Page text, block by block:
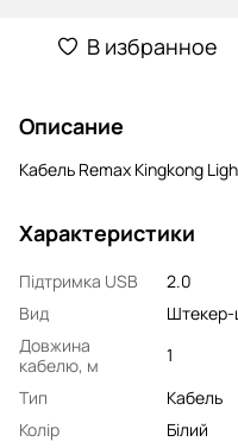
В избранное
Описание
Кабель Remax Kingkong
Характеристики
Підтримка USB
2.0
Вид
Довжина
кабелю, м
1
Тип
Кабель
Колір
Білий